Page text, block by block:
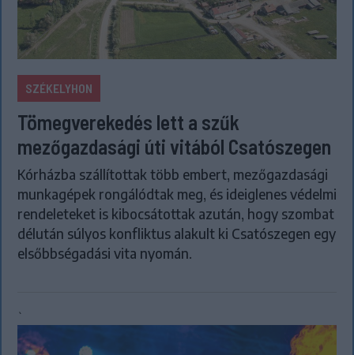
SZÉKELYHON
Tömegverekedés lett a szűk
mezőgazdasági úti vitából Csatószegen
Kórházba szállítottak több embert, mezőgazdasági
munkagépek rongálódtak meg, és ideiglenes védelmi
rendeleteket is kibocsátottak azután, hogy szombat
délután súlyos konfliktus alakult ki Csatószegen egy
elsőbbségadási vita nyomán.
`